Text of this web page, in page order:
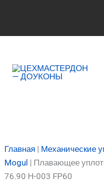
содержимому
Главная | Механические
Mogul | Плавающее
76.90 H-003 FP60
Плавающее
Goetze